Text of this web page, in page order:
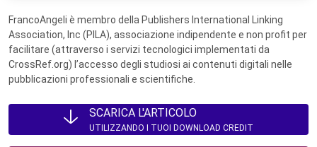
FrancoAngeli è membro della Publishers International Linking
Association, Inc (PILA), associazione indipendente e non profit per
facilitare (attraverso i servizi tecnologici implementati da
CrossRef.org) l’accesso degli studiosi ai contenuti digitali nelle
pubblicazioni professionali e scientifiche.
SCARICA L'ARTICOLO
UTILIZZANDO I TUOI DOWNLOAD CREDIT